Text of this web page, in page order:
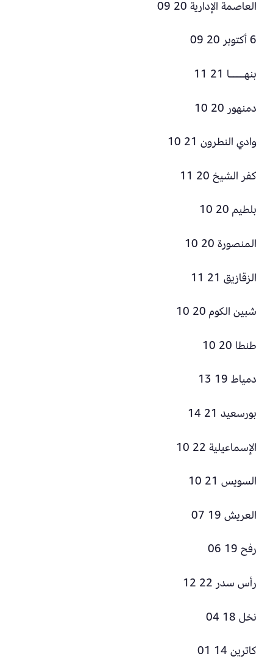
العاصمة الإدارية 20 09
6 أكتوبر 20 09
بنهــــا 21 11
دمنهور 20 10
وادي النطرون 21 10
كفر الشيخ 20 11
بلطيم 20 10
المنصورة 20 10
الزقازيق 21 11
شبين الكوم 20 10
طنطا 20 10
دمياط 19 13
بورسعيد 21 14
الإسماعيلية 22 10
السويس 21 10
العريش 19 07
رفح 19 06
رأس سدر 22 12
نخل 18 04
كاترين 14 01